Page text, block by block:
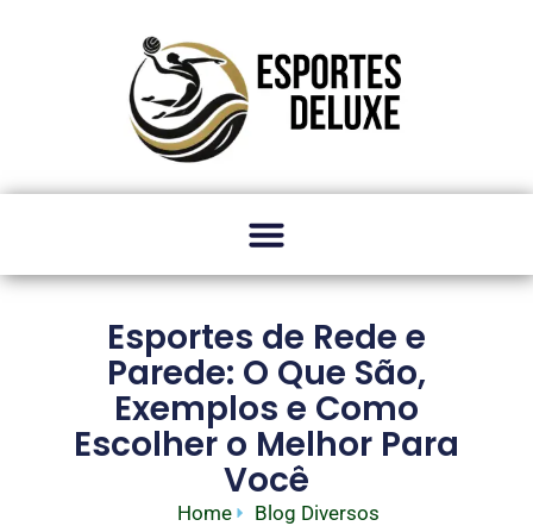
Esportes de Rede e
Parede: O Que São,
Exemplos e Como
Escolher o Melhor Para
Você
Home Blog Diversos